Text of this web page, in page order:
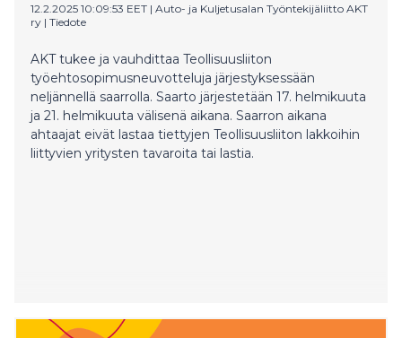
12.2.2025 10:09:53 EET | Auto- ja Kuljetusalan Työntekijäliitto AKT
ry | Tiedote
AKT tukee ja vauhdittaa Teollisuusliiton
työehtosopimusneuvotteluja järjestyksessään
neljännellä saarrolla. Saarto järjestetään 17. helmikuuta
ja 21. helmikuuta välisenä aikana. Saarron aikana
ahtaajat eivät lastaa tiettyjen Teollisuusliiton lakkoihin
liittyvien yritysten tavaroita tai lastia.